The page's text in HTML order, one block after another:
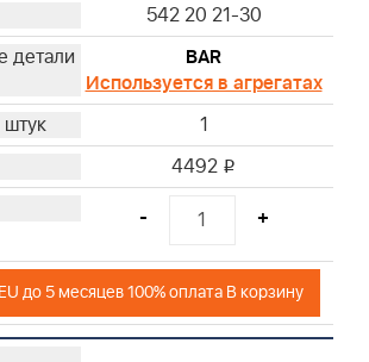
542 20 21-30
BAR
Используется в агрегатах
1
4492 i
- +
до 5 месяцев 100% оплата В корзину